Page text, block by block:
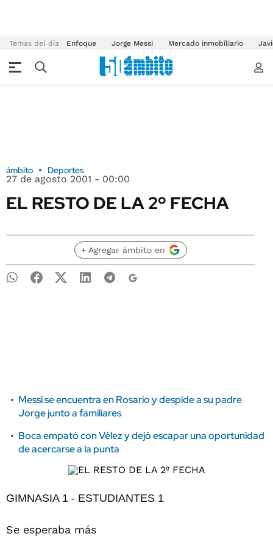
Temas del día Enfoque Jorge Messi Mercado inmobiliario
ámbito Deportes
27 de agosto 2001 - 00:00
EL RESTO DE LA 2º FECHA
+ Agregar ámbito en
Messi se encuentra en Rosario y despide a su padre
Jorge junto a familiares
Boca empató con Vélez y dejó escapar una oportunidad
de acercarse a la punta
GIMNASIA 1 - ESTUDIANTES 1
Se esperaba más